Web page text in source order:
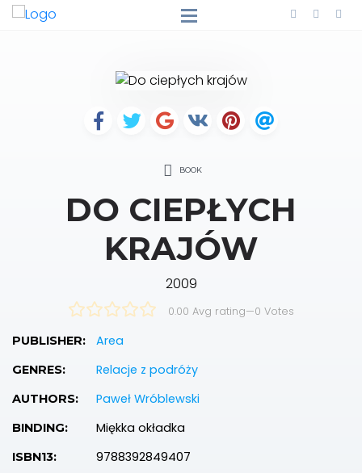
BOOK
DO CIEPŁYCH
KRAJÓW
2009
0.00 Avg rating—0 Votes
PUBLISHER: Area
GENRES: Relacje z podróży
AUTHORS: Paweł Wróblewski
BINDING: Miękka okładka
ISBN13: 9788392849407